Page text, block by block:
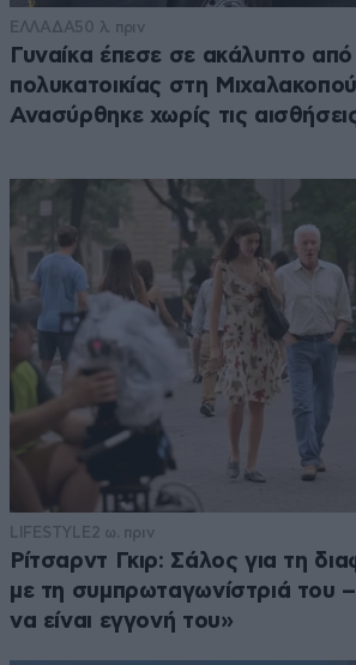
ΕΛΛΑΔΑ50 λ. πριν
Γυναίκα έπεσε σε ακάλυπτο
πολυκατοικίας στη
Ανασύρθηκε χωρίς τις
LIFESTYLE2 ω. πριν
Ρίτσαρντ Γκιρ: Σάλος για τη
με τη συμπρωταγωνίστριά του
να είναι εγγονή του»